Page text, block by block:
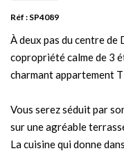
Réf : SP4089
À deux pas du centre de
copropriété calme de 3
charmant appartement
Vous serez séduit par
sur une agréable
La cuisine qui donne